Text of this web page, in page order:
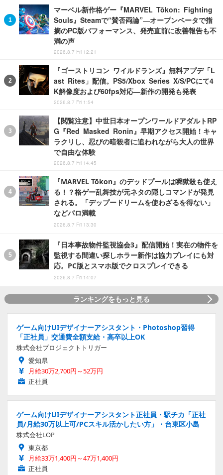
マーベル新作格ゲー『MARVEL Tōkon: Fighting
Souls』Steamで“賛否両論”―オープンベータで指
摘のPC版パフォーマンス、発売直前に改善報告も不
満の声
2026.8.7 Fri 12:21
『ゴーストリコン ワイルドランズ』無料アプデ「L
ast Rites」配信。PS5/Xbox Series X/S/PCにて4
K解像度および60fps対応―新作の開発も発表
2026.8.7 Fri 1:54
【閲覧注意】中世日本オープンワールドアダルトRP
G『Red Masked Ronin』早期アクセス開始！キャ
ラクリし、忍びの暗殺者に追われながら大人の世界
で自由な体験
2026.8.7 Fri 14:45
『MARVEL Tōkon』のデッドプールは瞬獄殺も使え
る！？格ゲー乱舞技が元ネタの隠しコマンドが発見
される。「デップードリームを使わざるを得ない」
などパロ満載
2026.8.7 Fri 13:30
『日本事故物件監視協会3』配信開始！実在の物件を
監視する間違い探しホラー新作は協力プレイにも対
応。PC版とスマホ版でクロスプレイできる
2026.8.7 Fri 14:07
ランキングをもっと見る
ゲーム向けUIデザイナーアシスタント・Photoshop習得
「正社員」交通費全額支給・高卒以上OK
株式会社プロジェクトトリガー
愛知県
月給30万2,700円～52万円
正社員
ゲーム向けUIデザイナーアシスタント正社員・駅チカ「正社
員/月給30万以上可/PCスキル活かしたい方」・台東区小島
株式会社LOP
東京都
月給33万1,400円～47万1,400円
正社員